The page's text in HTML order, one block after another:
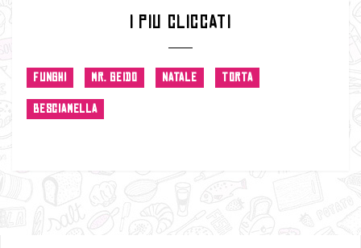
I PIU CLICCATI
FUNGHI MR. GEIDO NATALE TORTA
BESCIAMELLA